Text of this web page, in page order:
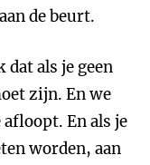
de beurt.
dat als je geen
zijn. En we
En als je
worden, aan